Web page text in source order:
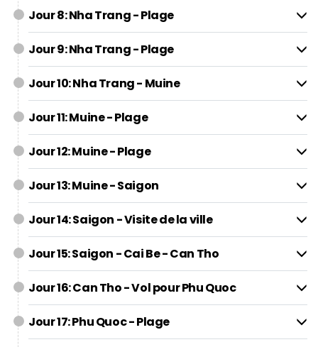
Jour 8: Nha Trang - Plage
Jour 9: Nha Trang - Plage
Jour 10: Nha Trang - Muine
Jour 11: Muine - Plage
Jour 12: Muine - Plage
Jour 13: Muine - Saigon
Jour 14: Saigon - Visite de la ville
Jour 15: Saigon - Cai Be - Can Tho
Jour 16: Can Tho - Vol pour Phu Quoc
Jour 17: Phu Quoc - Plage